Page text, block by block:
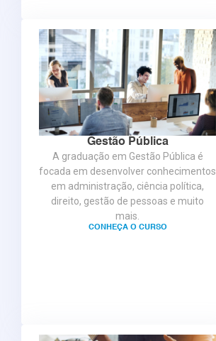
Gestão Pública
A graduação em Gestão Pública é
focada em desenvolver conhecimentos
em administração, ciência política,
direito, gestão de pessoas e muito
mais.
CONHEÇA O CURSO